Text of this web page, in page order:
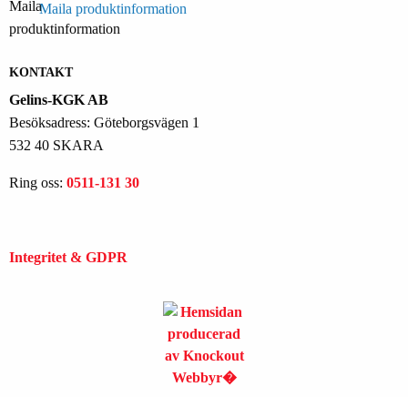
Maila produktinformation
KONTAKT
Gelins-KGK AB
Besöksadress: Göteborgsvägen 1
532 40 SKARA
Ring oss: 0511-131 30
Integritet & GDPR